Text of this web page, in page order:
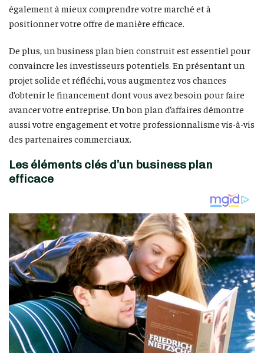
également à mieux comprendre votre marché et à
positionner votre offre de manière efficace.
De plus, un business plan bien construit est essentiel pour
convaincre les investisseurs potentiels. En présentant un
projet solide et réfléchi, vous augmentez vos chances
d’obtenir le financement dont vous avez besoin pour faire
avancer votre entreprise. Un bon plan d’affaires démontre
aussi votre engagement et votre professionnalisme vis-à-vis
des partenaires commerciaux.
Les éléments clés d’un business plan
efficace